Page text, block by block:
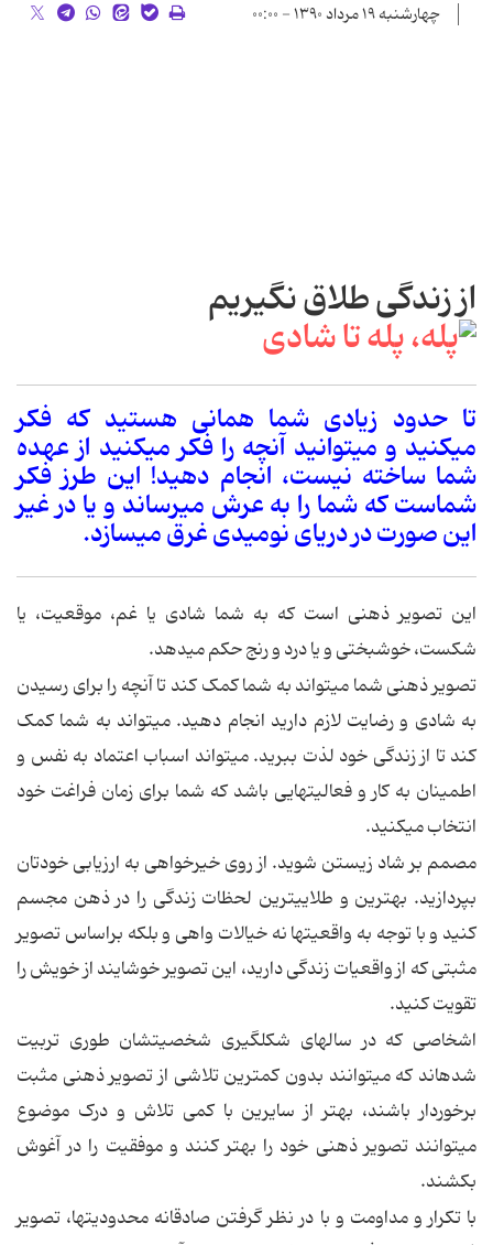
چهارشنبه ۱۹ مرداد ۱۳۹۰ - ۰۰:۰۰
از زندگی طلاق نگیریم
تا حدود زیادی شما همانی هستید که فکر
می‏کنید و می‏توانید آنچه را فکر می‏کنید از عهده
شما ساخته نیست، انجام دهید! این طرز فکر
شماست که شما را به عرش می‏رساند و یا در غیر
این صورت در دریای نومیدی غرق می‏سازد.
این تصویر ذهنی است که به شما شادی یا غم، موقعیت، یا
شکست، خوشبختی و یا درد و رنج حکم می‏دهد.
تصویر ذهنی شما می‏تواند به شما کمک کند تا آنچه را برای رسیدن
به شادی و رضایت لازم دارید انجام دهید. می‏تواند به شما کمک
کند تا از زندگی خود لذت ببرید. می‏تواند اسباب اعتماد به نفس و
اطمینان به کار و فعالیت‏هایی باشد که شما برای زمان فراغت خود
انتخاب می‏کنید.
مصمم بر شاد زیستن شوید. از روی خیرخواهی به ارزیابی خودتان
بپردازید. بهترین و طلایی‏ترین لحظات زندگی را در ذهن مجسم
کنید و با توجه به واقعیت‏ها نه خیالات واهی و بلکه براساس تصویر
مثبتی که از واقعیات زندگی دارید، این تصویر خوشایند از خویش را
تقویت کنید.
اشخاصی که در سال‏های شکل‏گیری شخصیتشان طوری تربیت
شده‏اند که می‏توانند بدون کم‏ترین تلاشی از تصویر ذهنی مثبت
برخوردار باشند، بهتر از سایرین با کمی تلاش و درک موضوع
می‏توانند تصویر ذهنی خود را بهتر کنند و موفقیت را در آغوش
بکشند.
با تکرار و مداومت و با در نظر گرفتن صادقانه محدودیت‏ها، تصویر